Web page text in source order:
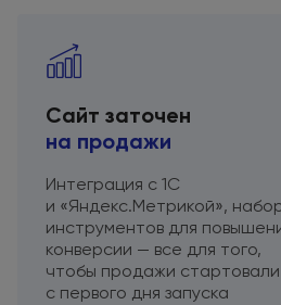
Сайт заточен
на продажи
Интеграция с 1С
и «Яндекс.Метрикой»,
инструментов для
конверсии — все для того,
чтобы продажи стартовали
с первого дня запуска